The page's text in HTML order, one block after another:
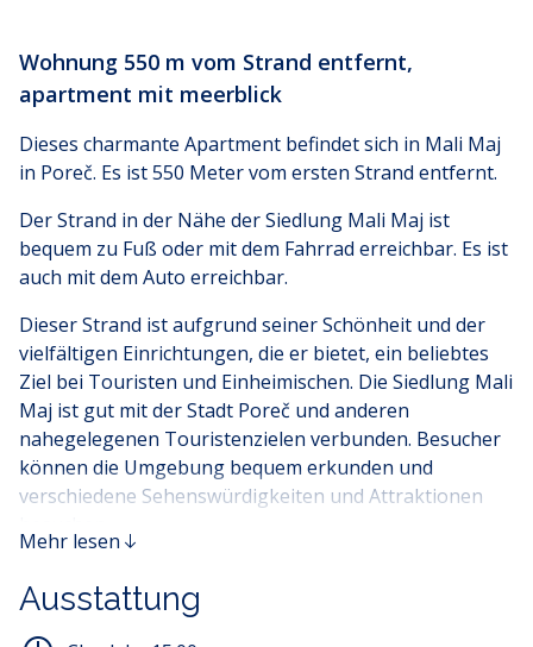
Wohnung 550 m vom Strand entfernt,
apartment mit meerblick
Dieses charmante Apartment befindet sich in Mali Maj
in Poreč. Es ist 550 Meter vom ersten Strand entfernt.
Der Strand in der Nähe der Siedlung Mali Maj ist
bequem zu Fuß oder mit dem Fahrrad erreichbar. Es ist
auch mit dem Auto erreichbar.
Dieser Strand ist aufgrund seiner Schönheit und der
vielfältigen Einrichtungen, die er bietet, ein beliebtes
Ziel bei Touristen und Einheimischen. Die Siedlung Mali
Maj ist gut mit der Stadt Poreč und anderen
nahegelegenen Touristenzielen verbunden. Besucher
können die Umgebung bequem erkunden und
verschiedene Sehenswürdigkeiten und Attraktionen
aus friedlichem Küstenleben, wunderschönen Stränden
Mehr lesen
Ausstattung